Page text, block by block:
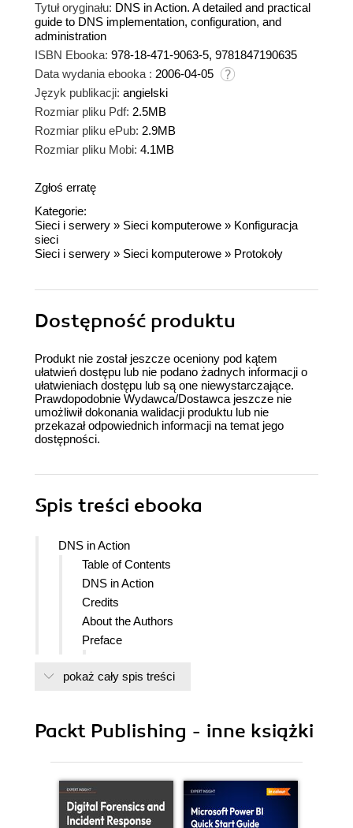
Tytuł oryginału: DNS in Action. A detailed and practical
guide to DNS implementation, configuration, and
administration
ISBN Ebooka: 978-18-471-9063-5, 9781847190635
Data wydania ebooka : 2006-04-05
Język publikacji: angielski
Rozmiar pliku Pdf: 2.5MB
Rozmiar pliku ePub: 2.9MB
Rozmiar pliku Mobi: 4.1MB
Zgłoś erratę
Kategorie:
Sieci i serwery » Sieci komputerowe » Konfiguracja
sieci
Sieci i serwery » Sieci komputerowe » Protokoły
Dostępność produktu
Produkt nie został jeszcze oceniony pod kątem
ułatwień dostępu lub nie podano żadnych informacji o
ułatwieniach dostępu lub są one niewystarczające.
Prawdopodobnie Wydawca/Dostawca jeszcze nie
umożliwił dokonania walidacji produktu lub nie
przekazał odpowiednich informacji na temat jego
dostępności.
Spis treści ebooka
DNS in Action
Table of Contents
DNS in Action
Credits
About the Authors
Preface
What You Need for This Book
Customer Support
1. Domain Name System
1.1 Domains and Subdomains
pokaż cały spis treści
Packt Publishing - inne książki